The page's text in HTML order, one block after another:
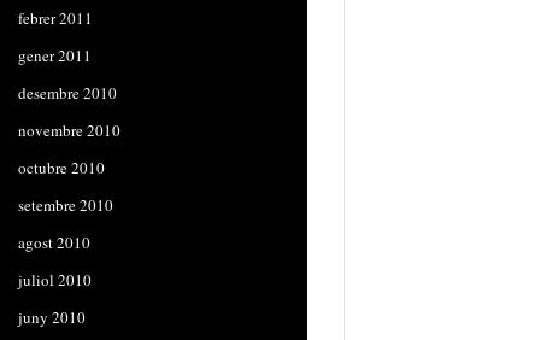
febrer 2011
gener 2011
desembre 2010
novembre 2010
octubre 2010
setembre 2010
agost 2010
juliol 2010
juny 2010